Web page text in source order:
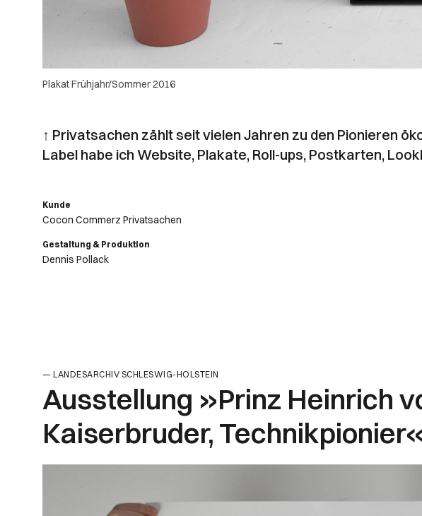
Plakat Frühjahr/Sommer 2016
Privatsachen zählt seit vielen Jahren zu den Pionieren
Label habe ich Website, Plakate, Roll-ups, Postkarten,
Kunde
Cocon Commerz Privatsachen
Gestaltung & Produktion
Dennis Pollack
LANDESARCHIV SCHLESWIG-HOLSTEIN
Ausstellung »Prinz Heinrich
Kaiserbruder, Technikpionier«